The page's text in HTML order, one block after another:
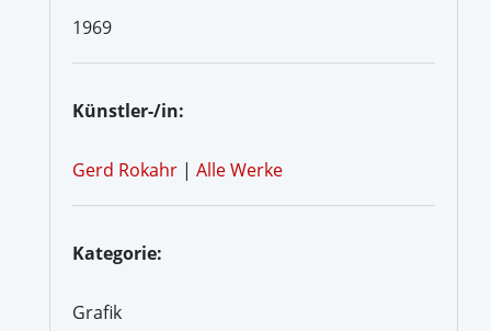
1969
Künstler-/in:
Gerd Rokahr | Alle Werke
Kategorie:
Grafik